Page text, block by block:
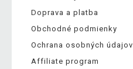
Doprava a platba
Obchodné podmienky
Ochrana osobných údajov
Affiliate program